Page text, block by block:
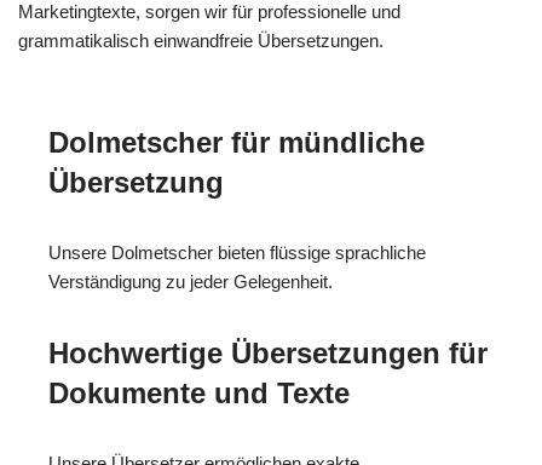
Marketingtexte, sorgen wir für professionelle und
grammatikalisch einwandfreie Übersetzungen.
Dolmetscher für mündliche
Übersetzung
Unsere Dolmetscher bieten flüssige sprachliche
Verständigung zu jeder Gelegenheit.
Hochwertige Übersetzungen für
Dokumente und Texte